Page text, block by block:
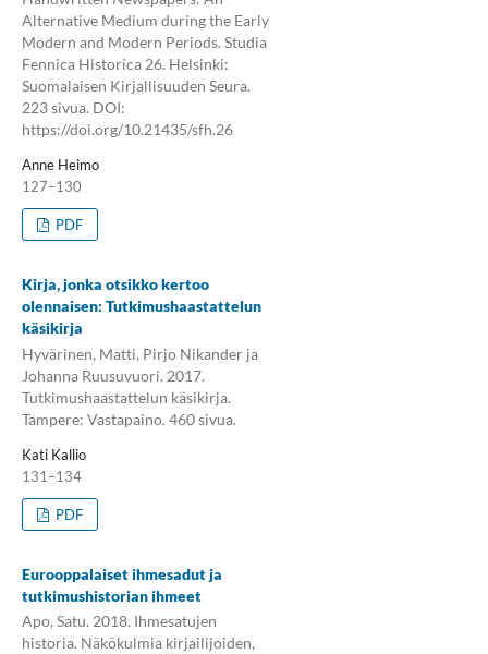
Alternative Medium during the Early
Modern and Modern Periods. Studia
Fennica Historica 26. Helsinki:
Suomalaisen Kirjallisuuden Seura.
223 sivua. DOI:
https://doi.org/10.21435/sfh.26
Anne Heimo
127–130
PDF
Kirja, jonka otsikko kertoo
olennaisen: Tutkimushaastattelun
käsikirja
Hyvärinen, Matti, Pirjo Nikander ja
Johanna Ruusuvuori. 2017.
Tutkimushaastattelun käsikirja.
Tampere: Vastapaino. 460 sivua.
Kati Kallio
131–134
PDF
Eurooppalaiset ihmesadut ja
tutkimushistorian ihmeet
Apo, Satu. 2018. Ihmesatujen
historia. Näkökulmia kirjailijoiden,